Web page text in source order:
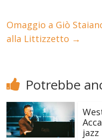
Omaggio a Giò
alla Littizzetto →
Potrebbe
jazz